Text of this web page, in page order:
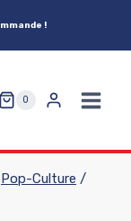
!
0
Pop-Culture /